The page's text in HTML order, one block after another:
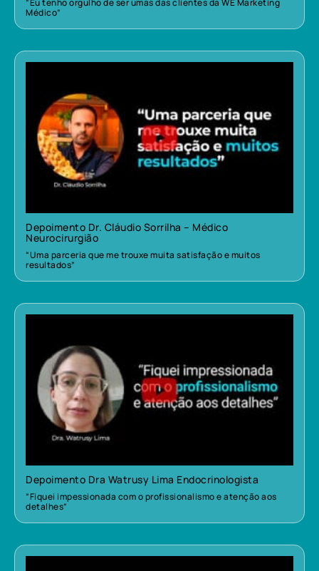
“Eu tenho orgulho de ser umas das clientes da WE Marketing
Médico”
Depoimento Dr. Cláudio Sorrilha – Médico
Neurocirurgião
“Uma parceria que me trouxe muita satisfação e muitos
resultados”
Depoimento Dra Watrusy Lima Endocrinologista
“Fiquei impessionada com o profissionalismo e atenção aos
detalhes”